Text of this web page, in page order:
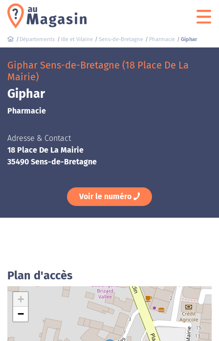
Départements Ille et Vilaine Sens-de-Bretagne Pharmacie Giphar
Giphar Sens-de-Bretagne (18 Place De La
Mairie)
Giphar
Pharmacie
Adresse & Contact
18 Place De La Mairie
35490 Sens-de-Bretagne
Voir le numéro
Plan d'accès
+
−